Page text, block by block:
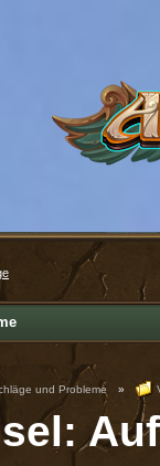
und Probleme »